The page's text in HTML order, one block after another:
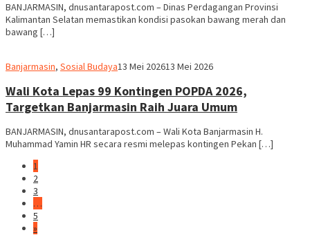
BANJARMASIN, dnusantarapost.com – Dinas Perdagangan Provinsi
Kalimantan Selatan memastikan kondisi pasokan bawang merah dan
bawang […]
Banjarmasin, Sosial BudayaRedaksi
13 Mei 202613 Mei 2026
Wali Kota Lepas 99 Kontingen POPDA 2026,
Targetkan Banjarmasin Raih Juara Umum
BANJARMASIN, dnusantarapost.com – Wali Kota Banjarmasin H.
Muhammad Yamin HR secara resmi melepas kontingen Pekan […]
1
2
3
…
5
»